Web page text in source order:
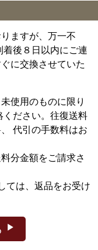
ますが、万一不
着後８日以内にご連
に交換させていた
使用のものに限り
ください。往復送料
代引の手数料はお
分金額をご請求さ
ては、返品をお受け